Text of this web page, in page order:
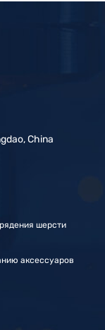
China
шерсти
аксессуаров